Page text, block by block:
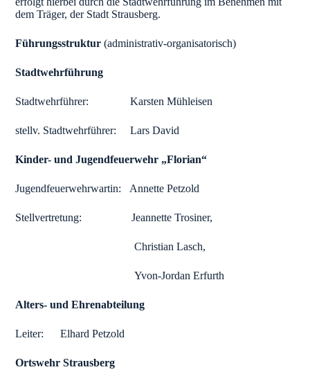
dem Träger, der Stadt Strausberg.
Führungsstruktur(administrativ-organisatorisch)
Stadtwehrführung
Stadtwehrführer: Karsten Mühleisen
stellv. Stadtwehrführer: Lars David
Kinder- und Jugendfeuerwehr „Florian“
Jugendfeuerwehrwartin: Annette Petzold
Stellvertretung: Jeannette Trosiner,
Christian Lasch,
Yvon-Jordan Erfurth
Alters- und Ehrenabteilung
Leiter: Elhard Petzold
Ortswehr Strausberg